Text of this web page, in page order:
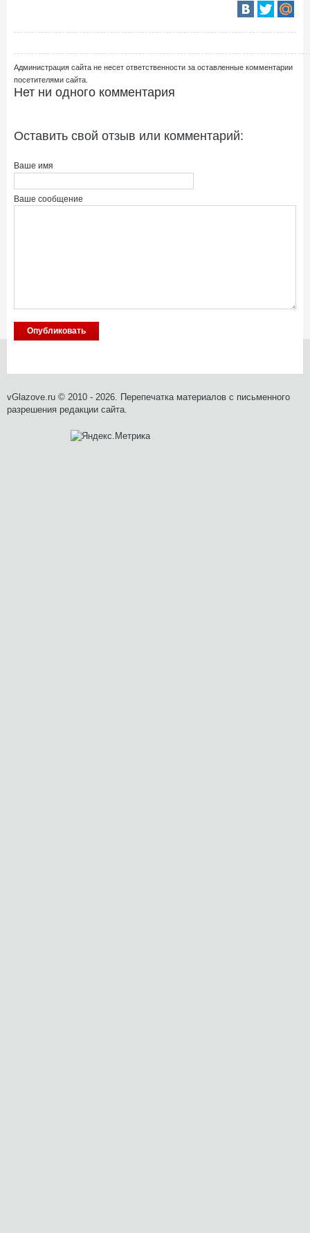
Администрация сайта не несет ответственности за оставленные комментарии
посетителями сайта.
Нет ни одного комментария
Оставить свой отзыв или комментарий:
Ваше имя
Ваше сообщение
vGlazove.ru © 2010 - 2026. Перепечатка материалов с письменного
разрешения редакции сайта.